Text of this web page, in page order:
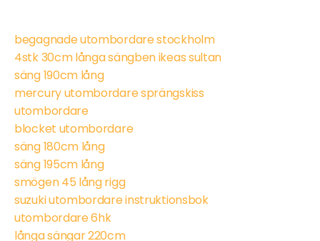
begagnade utombordare stockholm
4stk 30cm långa sängben ikeas sultan
säng 190cm lång
mercury utombordare sprängskiss
utombordare
blocket utombordare
säng 180cm lång
säng 195cm lång
smögen 45 lång rigg
suzuki utombordare instruktionsbok
utombordare 6hk
långa sängar 220cm